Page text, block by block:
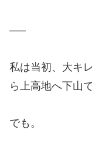
—–
私は当初、大キ
ら上高地へ下山
でも。